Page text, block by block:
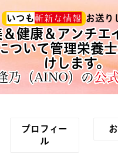
いつも斬新な情報 お送り
健康＆アンチエ
ついて管理栄養
けします。
乃（AINO）の公
プロフィー
ル